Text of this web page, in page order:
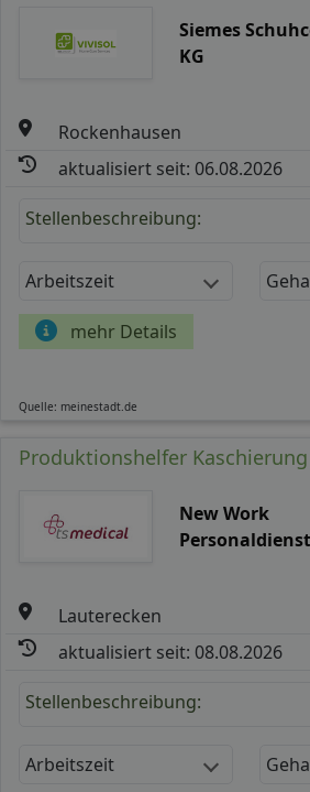
Siemes
KG
Rockenhausen
aktualisiert seit: 06.08.2026
Stellenbeschreibung:
Arbeitszeit
mehr Details
Quelle: meinestadt.de
Produktionshelfer
New Work
Lauterecken
aktualisiert seit: 08.08.2026
Stellenbeschreibung:
Arbeitszeit